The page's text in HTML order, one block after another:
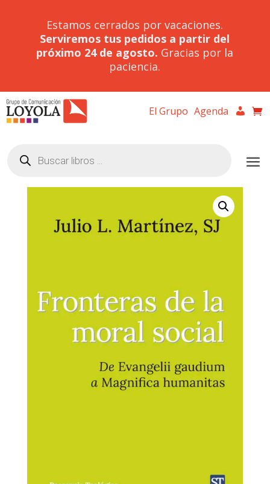
Estamos cerrados por vacaciones.
Serviremos tus pedidos a partir del
próximo 24 de agosto. Gracias por la
paciencia.
El Grupo Agenda
productos